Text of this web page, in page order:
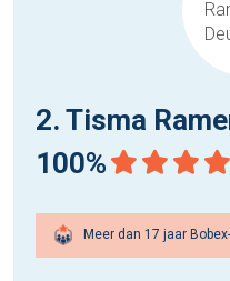
2. Tisma
100%
Meer dan 17 jaar